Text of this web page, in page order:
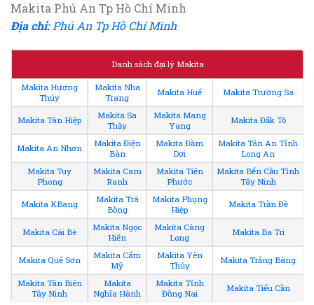
Makita Phú An Tp Hồ Chí Minh
Địa chỉ: Phú An Tp Hồ Chí Minh
Danh sách đại lý Makita
Makita Hương
Thủy
Makita Nha
Trang
Makita Huế Makita Trường Sa
Makita Tân Hiệp
Makita Sa
Thầy
Makita Mang
Yang
Makita Đắk Tô
Makita An Nhơn
Makita Điện
Bàn
Makita Đầm
Dơi
Makita Tân An Tỉnh
Long An
Makita Tuy
Phong
Makita Cam
Ranh
Makita Tiên
Phước
Makita Bến Cầu Tỉnh
Tây Ninh
Makita KBang
Makita Trà
Bồng
Makita Phụng
Hiệp
Makita Trần Đề
Makita Cái Bè
Makita Ngọc
Hiển
Makita Càng
Long
Makita Ba Tri
Makita Quế Sơn
Makita Cẩm
Mỹ
Makita Yên
Thủy
Makita Trảng Bàng
Makita Tân Biên
Tây Ninh
Makita
Nghĩa Hành
Makita Tỉnh
Đồng Nai
Makita Tiểu Cần